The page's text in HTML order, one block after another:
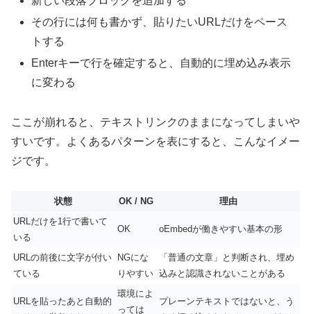
その行には何も書かず、貼りたいURLだけをペース
トする
Enterキーで行を確定すると、自動的に埋め込み表示
に変わる
ここが崩れると、テキストリンクのままになってしまいや
すいです。よくあるパターンを表にすると、こんなイメー
ジです。
状態 OK / NG
理由
URLだけを1行で書いて
いる
OK oEmbedが働きやすい基本の形
URLの前後に文字が付い
ている
NGにな
りやすい
「普通の文章」と判断され、埋め
込みと認識されないことがある
URLを貼ったあと自動的
環境によ
っては
プレーンテキストではないと、う